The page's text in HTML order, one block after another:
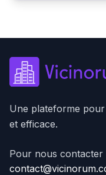
Une plateforme
et efficace.
Pour nous contacter